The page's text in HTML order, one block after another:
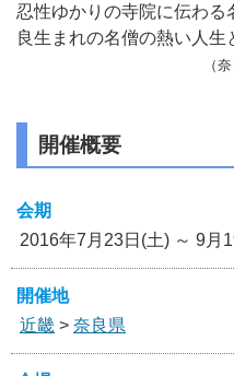
忍性ゆかりの寺院に伝わ
良生まれの名僧の熱い人生
（
開催概要
会期
2016年7月23日(土) ～ 9月
開催地
近畿 > 奈良県